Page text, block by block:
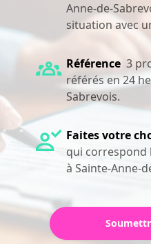
Anne-de-
situation avec
Référence 3
référés en 24
Sabrevois.
Faites votre
qui correspond
à Sainte-Anne-